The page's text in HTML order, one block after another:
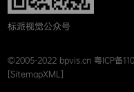
标派视觉公众号
©2005-2022 bpvis.cn 粤ICP备
[SitemapXML]